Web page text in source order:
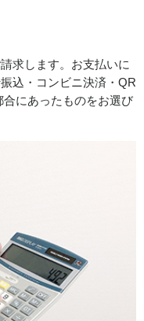
求します。お支払いに
込・コンビニ決済・QR
にあったものをお選び